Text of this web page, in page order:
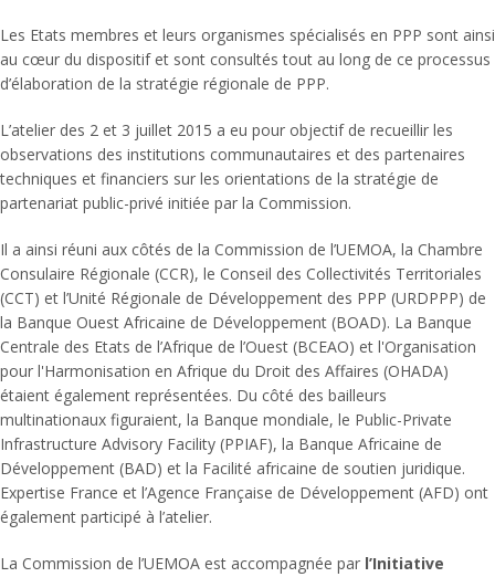
Les Etats membres et leurs organismes spécialisés en PPP sont ainsi
au cœur du dispositif et sont consultés tout au long de ce processus
d’élaboration de la stratégie régionale de PPP.
L’atelier des 2 et 3 juillet 2015 a eu pour objectif de recueillir les
observations des institutions communautaires et des partenaires
techniques et financiers sur les orientations de la stratégie de
partenariat public-privé initiée par la Commission.
Il a ainsi réuni aux côtés de la Commission de l’UEMOA, la Chambre
Consulaire Régionale (CCR), le Conseil des Collectivités Territoriales
(CCT) et l’Unité Régionale de Développement des PPP (URDPPP) de
la Banque Ouest Africaine de Développement (BOAD). La Banque
Centrale des Etats de l’Afrique de l’Ouest (BCEAO) et l'Organisation
pour l'Harmonisation en Afrique du Droit des Affaires (OHADA)
étaient également représentées. Du côté des bailleurs
multinationaux figuraient, la Banque mondiale, le Public-Private
Infrastructure Advisory Facility (PPIAF), la Banque Africaine de
Développement (BAD) et la Facilité africaine de soutien juridique.
Expertise France et l’Agence Française de Développement (AFD) ont
également participé à l’atelier.
La Commission de l’UEMOA est accompagnée par l’Initiative